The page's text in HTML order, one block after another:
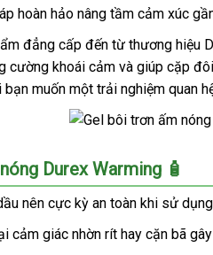
hoàn hảo nâng tầm cảm xúc
đẳng cấp đến từ thương
cường khoái cảm và giúp cặp
muốn một trải nghiệm quan
Durex Warming 🧴
nên cực kỳ an toàn khi sử
cảm giác nhờn rít hay cặn bã